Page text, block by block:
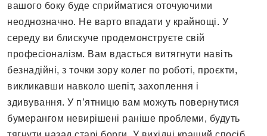
вашого боку буде сприйматися оточуючими
неоднозначно. Не варто впадати у крайнощі. У
середу ви блискуче продемонструєте свій
професіоналізм. Вам вдасться витягнути навіть
безнадійні, з точки зору колег по роботі, проєкти,
викликавши навколо шепіт, захоплення і
здивування. У п’ятницю вам можуть повернутися
бумерангом невирішені раніше проблеми, будуть